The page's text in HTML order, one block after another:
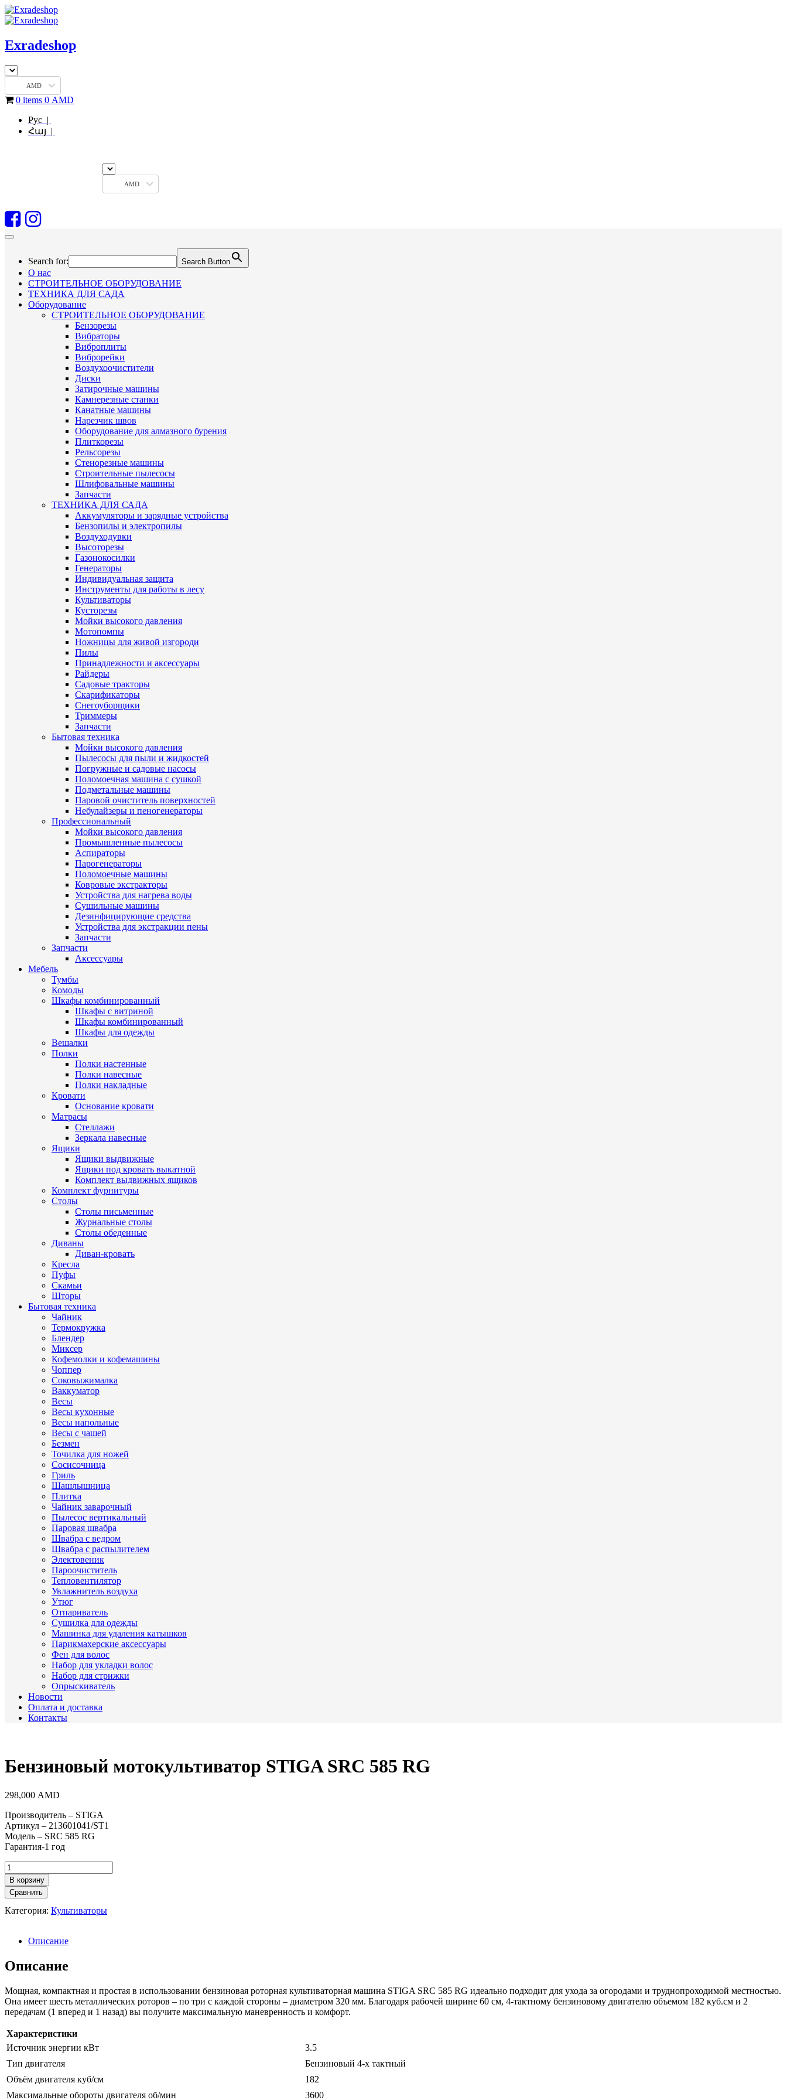
Exradeshop
AMD
0 items 0 AMD
Рус |
Հայ |
AMD
Search for: Search Button
О нас
СТРОИТЕЛЬНОЕ ОБОРУДОВАНИЕ
ТЕХНИКА ДЛЯ САДА
Оборудование
СТРОИТЕЛЬНОЕ ОБОРУДОВАНИЕ
Бензорезы
Вибраторы
Виброплиты
Виброрейки
Воздухоочистители
Диски
Затирочные машины
Камнерезные станки
Канатные машины
Нарезчик швов
Оборудование для алмазного бурения
Плиткорезы
Рельсорезы
Стенорезные машины
Строительные пылесосы
Шлифовальные машины
Запчасти
ТЕХНИКА ДЛЯ САДА
Аккумуляторы и зарядные устройства
Бензопилы и электропилы
Воздуходувки
Высоторезы
Газонокосилки
Генераторы
Индивидуальная защита
Инструменты для работы в лесу
Культиваторы
Кусторезы
Мойки высокого давления
Мотопомпы
Ножницы для живой изгороди
Пилы
Принадлежности и аксессуары
Райдеры
Садовые тракторы
Скарификаторы
Снегоуборщики
Триммеры
Запчасти
Бытовая техника
Мойки высокого давления
Пылесосы для пыли и жидкостей
Погружные и садовые насосы
Поломоечная машина с сушкой
Подметальные машины
Паровой очиститель поверхностей
Небулайзеры и пеногенераторы
Профессиональный
Мойки высокого давления
Промышленные пылесосы
Аспираторы
Парогенераторы
Поломоечные машины
Ковровые экстракторы
Устройства для нагрева воды
Сушильные машины
Дезинфицирующие средства
Устройства для экстракции пены
Запчасти
Запчасти
Аксессуары
Мебель
Тумбы
Комоды
Шкафы комбинированный
Шкафы с витриной
Шкафы комбинированный
Шкафы для одежды
Вешалки
Полки
Полки настенные
Полки навесные
Полки накладные
Кровати
Основание кровати
Матрасы
Стеллажи
Зеркала навесные
Ящики
Ящики выдвижные
Ящики под кровать выкатной
Комплект выдвижных ящиков
Комплект фурнитуры
Столы
Столы письменные
Журнальные cтолы
Столы обеденные
Диваны
Диван-кровать
Кресла
Пуфы
Скамьи
Шторы
Бытовая техника
Чайник
Термокружка
Блендер
Миксер
Кофемолки и кофемашины
Чоппер
Соковыжималка
Ваккуматор
Весы
Весы кухонные
Весы напольные
Весы с чашей
Безмен
Точилка для ножей
Сосисочница
Гриль
Шашлышница
Плитка
Чайник заварочный
Пылесос вертикальный
Паровая швабра
Швабра с ведром
Швабра с распылителем
Электовеник
Пароочиститель
Тепловентилятор
Увлажнитель воздуха
Утюг
Отпариватель
Сушилка для одежды
Машинка для удаления катышков
Парикмахерские аксессуары
Фен для волос
Набор для укладки волос
Набор для стрижки
Опрыскиватель
Новости
Оплата и доставка
Контакты
Бензиновый мотокультиватор STIGA SRC 585 RG
298,000 AMD
Производитель – STIGA
Артикул – 213601041/ST1
Модель – SRC 585 RG
Гарантия-1 год
Количество
товара
Бензиновый
мотокультиватор
STIGA
В корзину
Сравнить
Категория: Культиваторы
Описание
Описание
Мощная, компактная и простая в использовании бензиновая роторная культиваторная машина STIGA SRC 585 RG идеально подходит для ухода за огородами и труднопроходимой местностью.
Она имеет шесть металлических роторов – по три с каждой стороны – диаметром 320 мм. Благодаря рабочей ширине 60 см, 4-тактному бензиновому двигателю объемом 182 куб.см и 2
передачам (1 вперед и 1 назад) вы получите максимальную маневренность и комфорт.
Характеристики
Источник энергии кВт
3.5
Тип двигателя
Бензиновый 4-х тактный
Объём двигателя куб/см
182
Максимальные обороты двигателя об/мин
3600